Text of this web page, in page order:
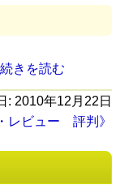
きを読む
: 2010年12月22日
レビュー 評判》